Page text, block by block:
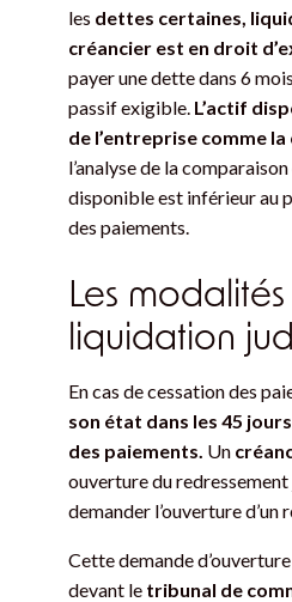
les dettes certaines,
créancier est en droit
payer une dette dans 6
passif exigible. L’actif
de l’entreprise comme
l’analyse de la
disponible est inférieur au
des paiements.
Les
liquidation
En cas de cessation des
son état dans les 45
des paiements. Un
ouverture du
demander l’ouverture d’un
Cette demande
devant le tribunal de